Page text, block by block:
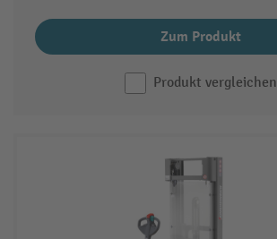
Zum Produkt
Produkt vergleichen